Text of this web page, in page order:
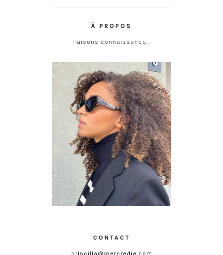
À PROPOS
Faisons connaissance…
CONTACT
priscilla@mercredie.com